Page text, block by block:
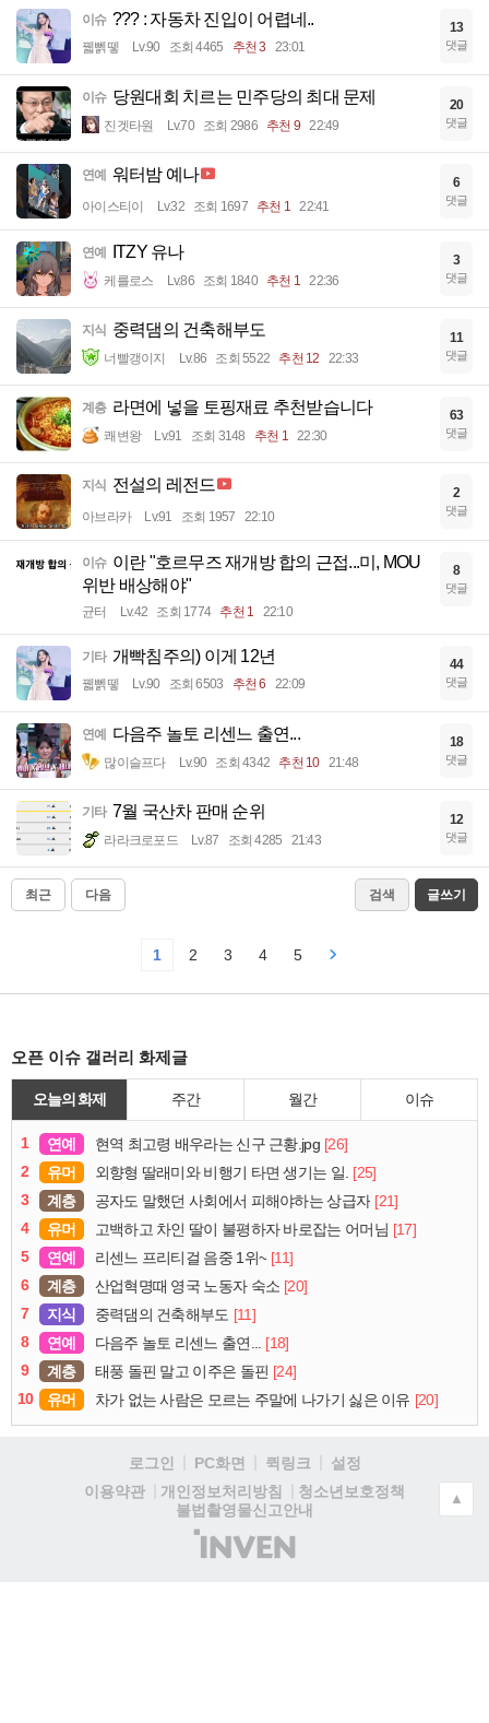
이슈 ??? : 자동차 진입이 어렵네..
꿻뻵뗗 Lv.90 조회 4465 추천 3 23:01
13
댓글
이슈 당원대회 치르는 민주당의 최대 문제
진겟타원 Lv.70 조회 2986 추천 9 22:49
20
댓글
연예 워터밤 예나
아이스티이 Lv.32 조회 1697 추천 1 22:41
6
댓글
연예 ITZY 유나
케를로스 Lv.86 조회 1840 추천 1 22:36
3
댓글
지식 중력댐의 건축해부도
너빨갱이지 Lv.86 조회 5522 추천 12 22:33
11
댓글
계층 라면에 넣을 토핑재료 추천받습니다
쾌변왕 Lv.91 조회 3148 추천 1 22:30
63
댓글
지식 전설의 레전드
아브라카 Lv.91 조회 1957 22:10
2
댓글
이슈 이란 "호르무즈 재개방 합의 근접...미, MOU
위반 배상해야"
균터 Lv.42 조회 1774 추천 1 22:10
8
댓글
기타 개빡침주의) 이게 12년
꿻뻵뗗 Lv.90 조회 6503 추천 6 22:09
44
댓글
연예 다음주 놀토 리센느 출연...
많이슬프다 Lv.90 조회 4342 추천 10 21:48
18
댓글
기타 7월 국산차 판매 순위
라라크로포드 Lv.87 조회 4285 21:43
12
댓글
최근 다음 검색 글쓰기
1 2 3 4 5
오픈 이슈 갤러리 화제글
오늘의 화제 주간 월간 이슈
1 연예 현역 최고령 배우라는 신구 근황.jpg [26]
2
유머 외향형 딸래미와 비행기 타면 생기는 일. [25]
3
계층 공자도 말했던 사회에서 피해야하는 상급자 [21]
4
유머 고백하고 차인 딸이 불평하자 바로잡는 어머님 [17]
5
연예 리센느 프리티걸 음중 1위~ [11]
6
계층 산업혁명때 영국 노동자 숙소 [20]
7
지식 중력댐의 건축해부도 [11]
8
연예 다음주 놀토 리센느 출연... [18]
9
계층 태풍 돌핀 말고 이주은 돌핀 [24]
10
유머 차가 없는 사람은 모르는 주말에 나가기 싫은 이유 [20]
로그인 PC화면 퀵링크
설정
이용약관
개인정보처리방침
청소년보호정책
불법촬영물신고안내
(주)
인
▲